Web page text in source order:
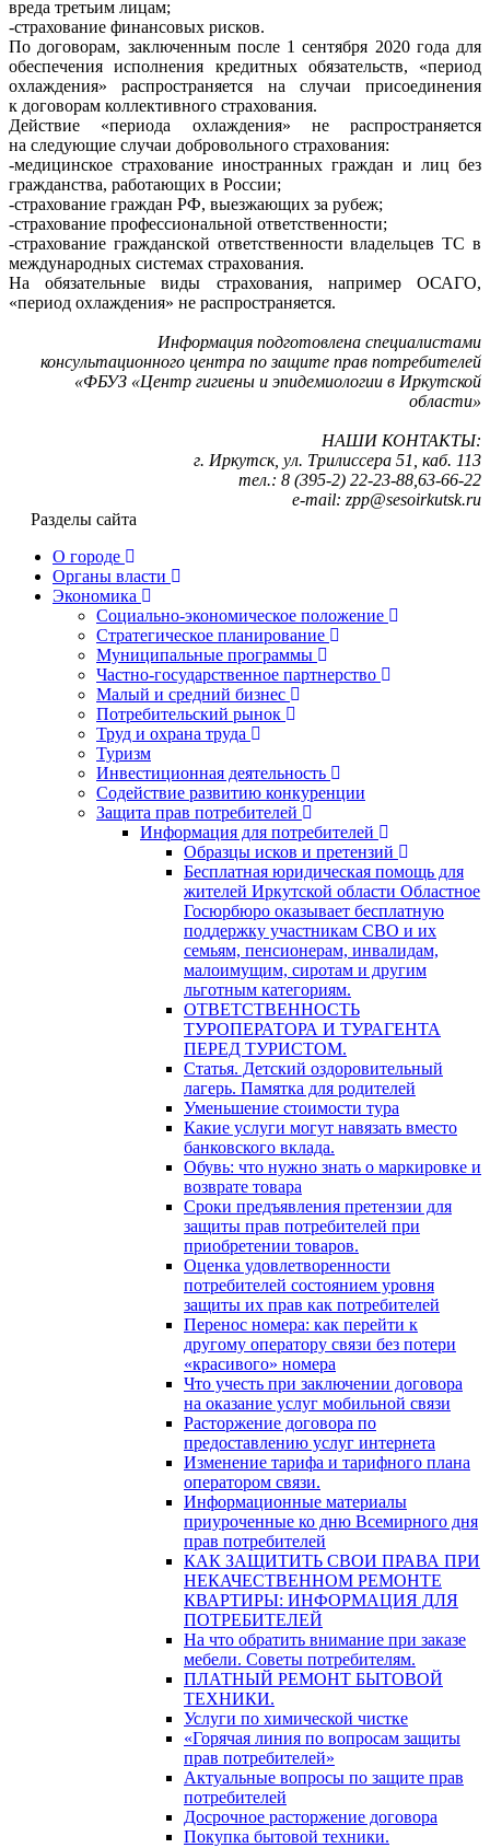
вреда третьим лицам;
-страхование финансовых рисков.
По договорам, заключенным после 1 сентября 2020 года для
обеспечения исполнения кредитных обязательств, «период
охлаждения» распространяется на случаи присоединения
к договорам коллективного страхования.
Действие «периода охлаждения» не распространяется
на следующие случаи добровольного страхования:
-медицинское страхование иностранных граждан и лиц без
гражданства, работающих в России;
-страхование граждан РФ, выезжающих за рубеж;
-страхование профессиональной ответственности;
-страхование гражданской ответственности владельцев ТС в
международных системах страхования.
На обязательные виды страхования, например ОСАГО,
«период охлаждения» не распространяется.
Информация подготовлена специалистами
консультационного центра по защите прав потребителей
«ФБУЗ «Центр гигиены и эпидемиологии в Иркутской
области»
НАШИ КОНТАКТЫ:
г. Иркутск, ул. Трилиссера 51, каб. 113
тел.: 8 (395-2) 22-23-88,63-66-22
е-mail: zpp@sesoirkutsk.ru
Разделы сайта
О городе
Органы власти
Экономика
Социально-экономическое положение
Стратегическое планирование
Муниципальные программы
Частно-государственное партнерство
Малый и средний бизнес
Потребительский рынок
Труд и охрана труда
Туризм
Инвестиционная деятельность
Содействие развитию конкуренции
Защита прав потребителей
Информация для потребителей
Образцы исков и претензий
Бесплатная юридическая помощь для
жителей Иркутской области Областное
Госюрбюро оказывает бесплатную
поддержку участникам СВО и их
семьям, пенсионерам, инвалидам,
малоимущим, сиротам и другим
льготным категориям.
ОТВЕТСТВЕННОСТЬ
ТУРОПЕРАТОРА И ТУРАГЕНТА
ПЕРЕД ТУРИСТОМ.
Статья. Детский оздоровительный
лагерь. Памятка для родителей
Уменьшение стоимости тура
Какие услуги могут навязать вместо
банковского вклада.
Обувь: что нужно знать о маркировке и
возврате товара
Сроки предъявления претензии для
защиты прав потребителей при
приобретении товаров.
Оценка удовлетворенности
потребителей состоянием уровня
защиты их прав как потребителей
Перенос номера: как перейти к
другому оператору связи без потери
«красивого» номера
Что учесть при заключении договора
на оказание услуг мобильной связи
Расторжение договора по
предоставлению услуг интернета
Изменение тарифа и тарифного плана
оператором связи.
Информационные материалы
приуроченные ко дню Всемирного дня
прав потребителей
КАК ЗАЩИТИТЬ СВОИ ПРАВА ПРИ
НЕКАЧЕСТВЕННОМ РЕМОНТЕ
КВАРТИРЫ: ИНФОРМАЦИЯ ДЛЯ
ПОТРЕБИТЕЛЕЙ
На что обратить внимание при заказе
мебели. Советы потребителям.
ПЛАТНЫЙ РЕМОНТ БЫТОВОЙ
ТЕХНИКИ.
Услуги по химической чистке
«Горячая линия по вопросам защиты
прав потребителей»
Актуальные вопросы по защите прав
потребителей
Досрочное расторжение договора
Покупка бытовой техники.